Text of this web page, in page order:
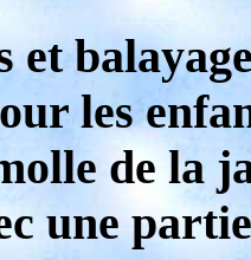
et
les
de la
une